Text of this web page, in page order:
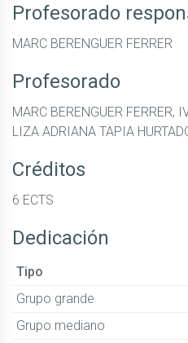
Profesorado
MARC BERENGUER FERRER
Profesorado
MARC BERENGUER FERRER,
LIZA ADRIANA TAPIA
Créditos
6 ECTS
Dedicación
Tipo
Grupo grande
Grupo mediano